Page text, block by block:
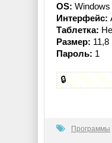
OS:
Интерфейс:
Таблетка:
Размер:
Пароль: 1
🔒
Программы